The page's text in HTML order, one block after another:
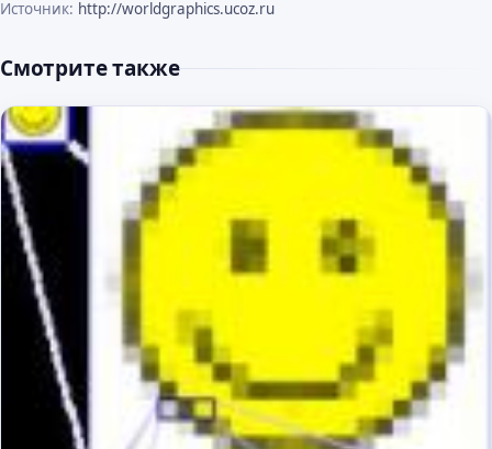
Источник: http://worldgraphics.ucoz.ru
Смотрите также